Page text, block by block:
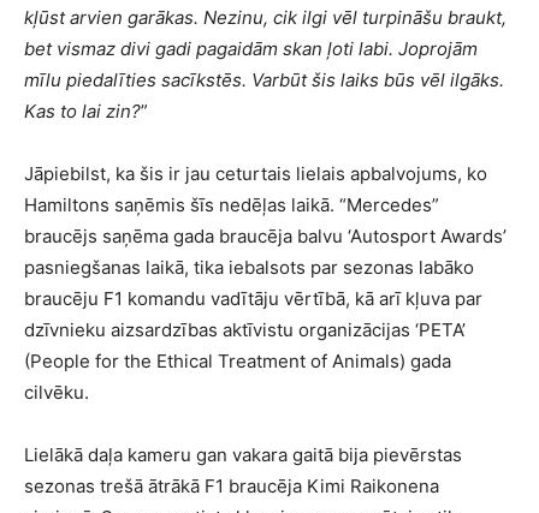
kļūst arvien garākas. Nezinu, cik ilgi vēl turpināšu braukt,
bet vismaz divi gadi pagaidām skan ļoti labi. Joprojām
mīlu piedalīties sacīkstēs. Varbūt šis laiks būs vēl ilgāks.
Kas to lai zin?”
Jāpiebilst, ka šis ir jau ceturtais lielais apbalvojums, ko
Hamiltons saņēmis šīs nedēļas laikā. “Mercedes”
braucējs saņēma gada braucēja balvu ‘Autosport Awards’
pasniegšanas laikā, tika iebalsots par sezonas labāko
braucēju F1 komandu vadītāju vērtībā, kā arī kļuva par
dzīvnieku aizsardzības aktīvistu organizācijas ‘PETA’
(People for the Ethical Treatment of Animals) gada
cilvēku.
Lielākā daļa kameru gan vakara gaitā bija pievērstas
sezonas trešā ātrākā F1 braucēja Kimi Raikonena